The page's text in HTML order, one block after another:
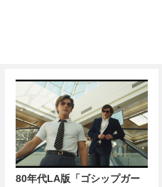
80年代LA版「ゴシップガー